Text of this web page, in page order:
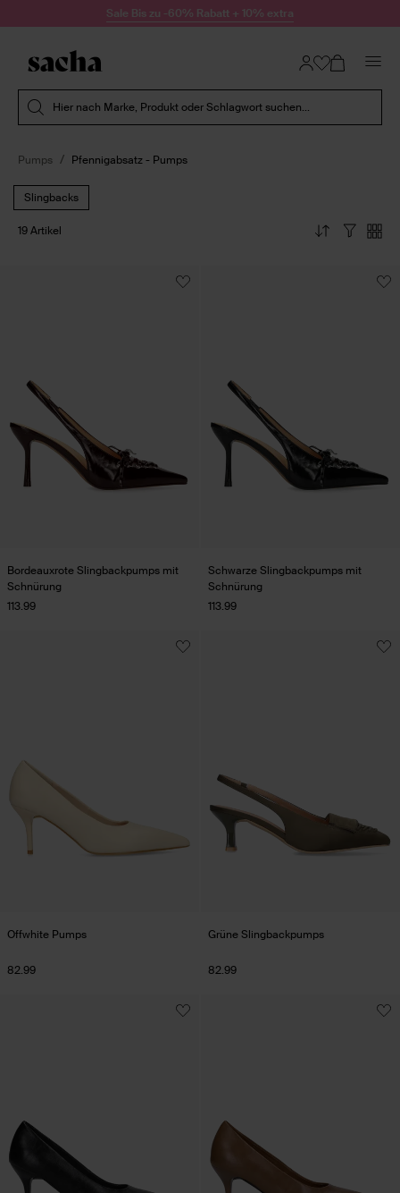
Zum Inhalt springenSale Bis zu -60% Rabatt + 10% extra
Hier nach Marke, Produkt oder Schlagwort suchen...
Pumps Pfennigabsatz - Pumps
Slingbacks
19 Artikel
Bordeauxrote Slingbackpumps mit
Schnürung
113.99
Schwarze Slingbackpumps mit
Schnürung
113.99
Offwhite Pumps
82.99
Grüne Slingbackpumps
82.99